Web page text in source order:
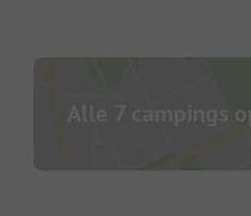
Alle 7 campings